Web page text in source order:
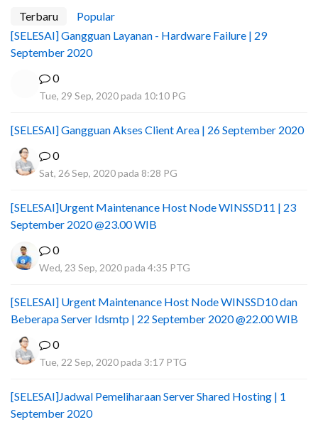
Terbaru
Popular
[SELESAI] Gangguan Layanan - Hardware Failure | 29
September 2020
0
Tue, 29 Sep, 2020 pada 10:10 PG
[SELESAI] Gangguan Akses Client Area | 26 September 2020
0
Sat, 26 Sep, 2020 pada 8:28 PG
[SELESAI]Urgent Maintenance Host Node WINSSD11 | 23
September 2020 @23.00 WIB
0
Wed, 23 Sep, 2020 pada 4:35 PTG
[SELESAI] Urgent Maintenance Host Node WINSSD10 dan
Beberapa Server Idsmtp | 22 September 2020 @22.00 WIB
0
Tue, 22 Sep, 2020 pada 3:17 PTG
[SELESAI]Jadwal Pemeliharaan Server Shared Hosting | 1
September 2020